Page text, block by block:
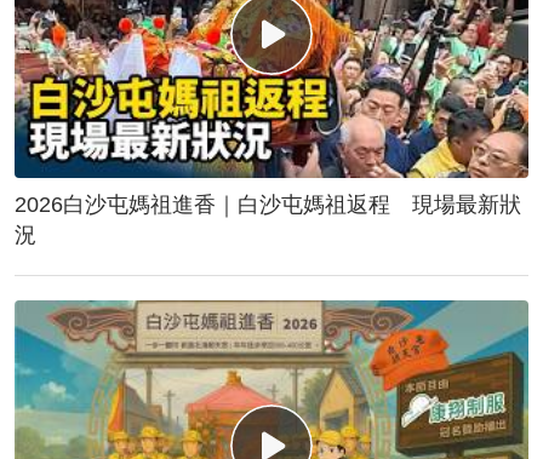
2026白沙屯媽祖進香｜白沙屯媽祖返程 現場最新狀
況